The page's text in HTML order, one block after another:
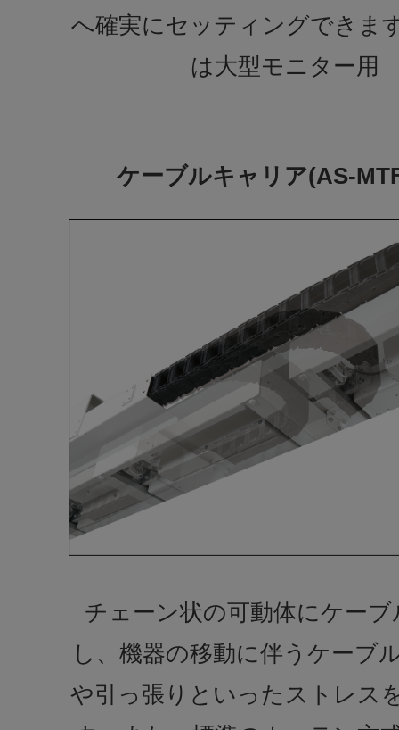
へ確実にセッティングできま
は大型モニター用
ケーブルキャリア(AS-
チェーン状の可動体にケーブ
し、機器の移動に伴うケーブ
や引っ張りといったストレス